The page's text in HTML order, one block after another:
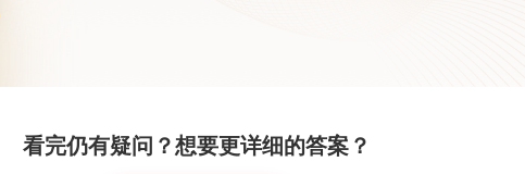
看完仍有疑问？想要更详细的答案？